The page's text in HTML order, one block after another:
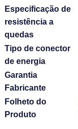
Especificação de
resistência a
quedas
Tipo de conector
de energia
Garantia
Fabricante
Folheto do
Produto